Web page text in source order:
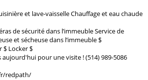
et lave-vaisselle Chauffage et eau chaude
de sécurité dans l’immeuble Service de
et sécheuse dans l’immeuble $
Locker $
aujourd'hui pour une visite ! (514) 989-5086
redpath/